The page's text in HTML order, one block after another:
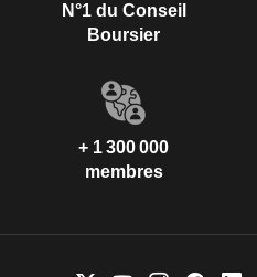
N°1 du Conseil
Boursier
+ 1 300 000
membres